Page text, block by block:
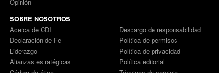
Opinión
SOBRE NOSOTROS
Acerca de CDI
Declaración de Fe
Liderazgo
Alianzas estratégicas
Descargo de responsabilidad
Política de permisos
Política de privacidad
Política editorial